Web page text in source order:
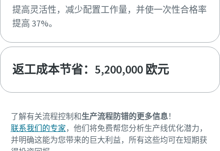
提高灵活性，减少配置工作量，并使一次性合格率
提高 37%。
返工成本节省：5,200,000 欧元
了解有关流程控制和生产流程防错的更多信息！
联系我们的专家 ，他们将免费帮您分析生产线优化潜力，
并明确这能为您带来的巨大利益，所有这些均可在短期获